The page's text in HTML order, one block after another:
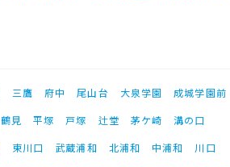
三鷹 府中 尾山台 大泉学園 成城学園前
鶴見 平塚 戸塚 辻堂 茅ケ崎
溝の口
東川口 武蔵浦和 北浦和 中浦和
川口